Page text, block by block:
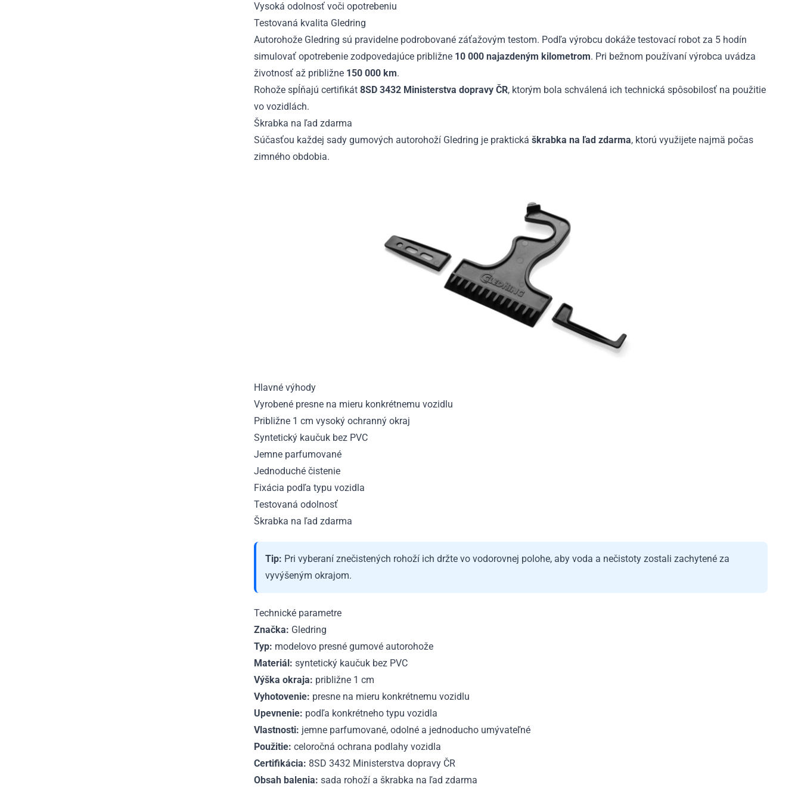
Vysoká odolnosť voči opotrebeniu
Testovaná kvalita Gledring
Autorohože Gledring sú pravidelne podrobované záťažovým testom. Podľa výrobcu dokáže testovací robot za 5 hodín
simulovať opotrebenie zodpovedajúce približne 10 000 najazdeným kilometrom. Pri bežnom používaní výrobca uvádza
životnosť až približne 150 000 km.
Rohože spĺňajú certifikát 8SD 3432 Ministerstva dopravy ČR, ktorým bola schválená ich technická spôsobilosť na použitie
vo vozidlách.
Škrabka na ľad zdarma
Súčasťou každej sady gumových autorohoží Gledring je praktická škrabka na ľad zdarma, ktorú využijete najmä počas
zimného obdobia.
Hlavné výhody
Vyrobené presne na mieru konkrétnemu vozidlu
Približne 1 cm vysoký ochranný okraj
Syntetický kaučuk bez PVC
Jemne parfumované
Jednoduché čistenie
Fixácia podľa typu vozidla
Testovaná odolnosť
Škrabka na ľad zdarma
Tip: Pri vyberaní znečistených rohoží ich držte vo vodorovnej polohe, aby voda a nečistoty zostali zachytené za
vyvýšeným okrajom.
Technické parametre
Značka: Gledring
Typ: modelovo presné gumové autorohože
Materiál: syntetický kaučuk bez PVC
Výška okraja: približne 1 cm
Vyhotovenie: presne na mieru konkrétnemu vozidlu
Upevnenie: podľa konkrétneho typu vozidla
Vlastnosti: jemne parfumované, odolné a jednoducho umývateľné
Použitie: celoročná ochrana podlahy vozidla
Certifikácia: 8SD 3432 Ministerstva dopravy ČR
Obsah balenia: sada rohoží a škrabka na ľad zdarma